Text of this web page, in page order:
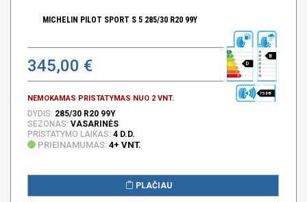
MICHELIN PILOT SPORT S 5 285/30 R20 99Y
345,00 €
NEMOKAMAS PRISTATYMAS NUO 2 VNT.
D
B
75 DB
DYDIS: 285/30 R20 99Y
SEZONAS: VASARINĖS
PRISTATYMO LAIKAS: 4 D.D.
PRIEINAMUMAS: 4+ VNT.
PLAČIAU